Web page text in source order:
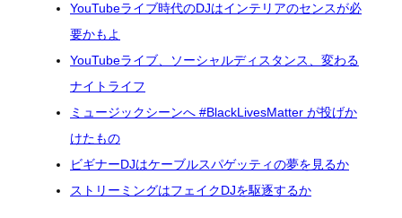
YouTubeライブ時代のDJはインテリアのセンスが必
要かもよ
YouTubeライブ、ソーシャルディスタンス、変わる
ナイトライフ
ミュージックシーンへ #BlackLivesMatter が投げか
けたもの
ビギナーDJはケーブルスパゲッティの夢を見るか
ストリーミングはフェイクDJを駆逐するか